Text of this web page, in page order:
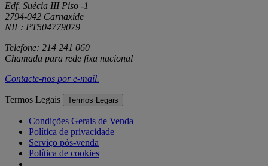
Edf. Suécia III Piso -1
2794-042 Carnaxide
NIF: PT504779079
Telefone: 214 241 060
Chamada para rede fixa nacional
Contacte-nos pore-mail.
Termos Legais Termos Legais
Condições Gerais de Venda
Política de privacidade
Serviço pós-venda
Política de cookies